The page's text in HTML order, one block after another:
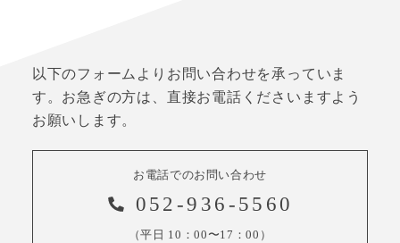
以下のフォームよりお問い合わせを承っていま
す。お急ぎの方は、直接お電話くださいますよう
お願いします。
お電話でのお問い合わせ
052-936-5560
（平日 10：00〜17：00）